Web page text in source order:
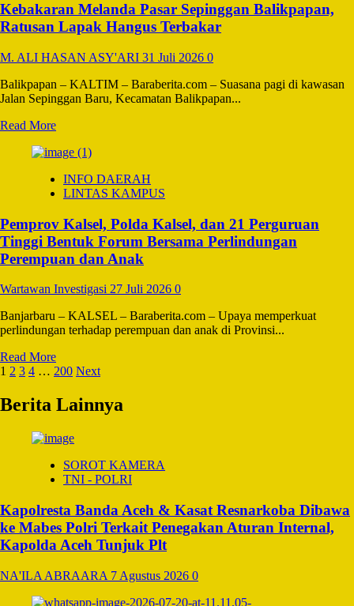
Pawai
Ta’aruf
dan
Mobil
Hias
MTQ
XXXIV
Kalimantan
Barat
Kebakaran Melanda Pasar Sepinggan Balikpapan,
Ratusan Lapak Hangus Terbakar
M. ALI HASAN ASY'ARI 31 Juli 2026 0
Balikpapan – KALTIM – Baraberita.com – Suasana pagi di kawasan
Jalan Sepinggan Baru, Kecamatan Balikpapan...
Read MoreRead
about
Melanda
Pasar
Balikpapan,
Ratusan
Lapak
Hangus
INFO DAERAH
LINTAS KAMPUS
Pemprov Kalsel, Polda Kalsel, dan 21 Perguruan
Tinggi Bentuk Forum Bersama Perlindungan
Perempuan dan Anak
Wartawan Investigasi 27 Juli 2026 0
Banjarbaru – KALSEL – Baraberita.com – Upaya memperkuat
perlindungan terhadap perempuan dan anak di Provinsi...
Read MoreRead
more
Pemprov
Kalsel,
Kalsel,
21
Perguruan
Bentuk
Forum
Bersama
Perlindungan
Perempuan
dan
Anak
Paginasi
pos
1 2 3 4 … 200 Next
Berita Lainnya
SOROT KAMERA
TNI - POLRI
Kapolresta Banda Aceh & Kasat Resnarkoba Dibawa
ke Mabes Polri Terkait Penegakan Aturan Internal,
Kapolda Aceh Tunjuk Plt
NA'ILA ABRAARA 7 Agustus 2026 0